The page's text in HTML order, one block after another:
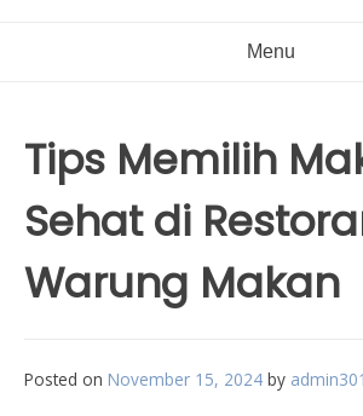
Menu
Tips Memilih
Sehat di
Warung Makan
Posted on November 15, 2024 by admin301